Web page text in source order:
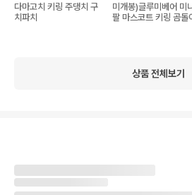
다마고치 키링 주댕치 구
치파치
미개봉)글루미베어 미
팔 마스코트 키링 곰돌
상품 전체보기